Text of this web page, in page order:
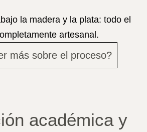
la madera y la plata: todo el
artesanal.
más sobre el proceso?
académica y